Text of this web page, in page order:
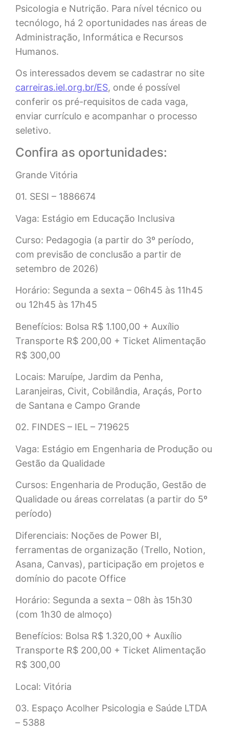
Psicologia e Nutrição. Para nível técnico ou
tecnólogo, há 2 oportunidades nas áreas de
Administração, Informática e Recursos
Humanos.
Os interessados devem se cadastrar no site
carreiras.iel.org.br/ES, onde é possível
conferir os pré-requisitos de cada vaga,
enviar currículo e acompanhar o processo
seletivo.
Confira as oportunidades:
Grande Vitória
01. SESI – 1886674
Vaga: Estágio em Educação Inclusiva
Curso: Pedagogia (a partir do 3º período,
com previsão de conclusão a partir de
setembro de 2026)
Horário: Segunda a sexta – 06h45 às 11h45
ou 12h45 às 17h45
Benefícios: Bolsa R$ 1.100,00 + Auxílio
Transporte R$ 200,00 + Ticket Alimentação
R$ 300,00
Locais: Maruípe, Jardim da Penha,
Laranjeiras, Civit, Cobilândia, Araçás, Porto
de Santana e Campo Grande
02. FINDES – IEL – 719625
Vaga: Estágio em Engenharia de Produção ou
Gestão da Qualidade
Cursos: Engenharia de Produção, Gestão de
Qualidade ou áreas correlatas (a partir do 5º
período)
Diferenciais: Noções de Power BI,
ferramentas de organização (Trello, Notion,
Asana, Canvas), participação em projetos e
domínio do pacote Office
Horário: Segunda a sexta – 08h às 15h30
(com 1h30 de almoço)
Benefícios: Bolsa R$ 1.320,00 + Auxílio
Transporte R$ 200,00 + Ticket Alimentação
R$ 300,00
Local: Vitória
03. Espaço Acolher Psicologia e Saúde LTDA
– 5388